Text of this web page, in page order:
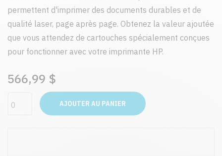
permettent d'imprimer des documents durables et de
qualité laser, page après page. Obtenez la valeur ajoutée
que vous attendez de cartouches spécialement conçues
pour fonctionner avec votre imprimante HP.
566,99 $
AJOUTER AU PANIER